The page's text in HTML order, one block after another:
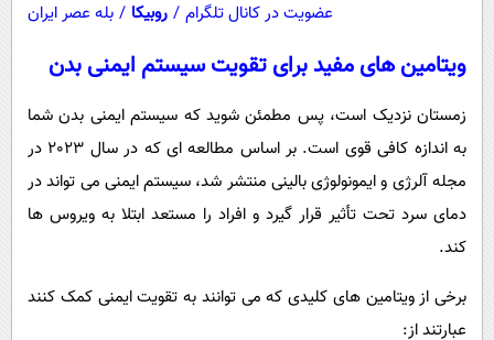
عضویت در کانال تلگرام / روبیکا / بله عصر ایران
ویتامین های مفید برای تقویت سیستم ایمنی بدن
زمستان نزدیک است، پس مطمئن شوید که سیستم ایمنی بدن شما
به اندازه کافی قوی است. بر اساس مطالعه ای که در سال 2023 در
مجله آلرژی و ایمونولوژی بالینی منتشر شد، سیستم ایمنی می تواند در
دمای سرد تحت تأثیر قرار گیرد و افراد را مستعد ابتلا به ویروس ها
کند.
برخی از ویتامین های کلیدی که می توانند به تقویت ایمنی کمک کنند
عبارتند از: